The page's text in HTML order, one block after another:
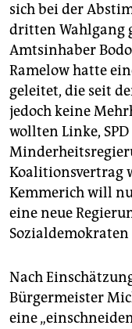
sich bei der
dritten Wahlgang
Amtsinhaber
Ramelow hatte
geleitet, die seit
jedoch keine
wollten Linke,
Koalitionsvertrag
Kemmerich will
eine neue
Nach
Bürgermeister
eine